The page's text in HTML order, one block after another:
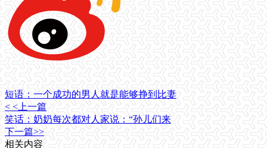
短语：一个成功的男人就是能够挣到比妻
< <上一篇
笑话：奶奶每次都对人家说：“孙儿们来
下一篇>>
相关内容